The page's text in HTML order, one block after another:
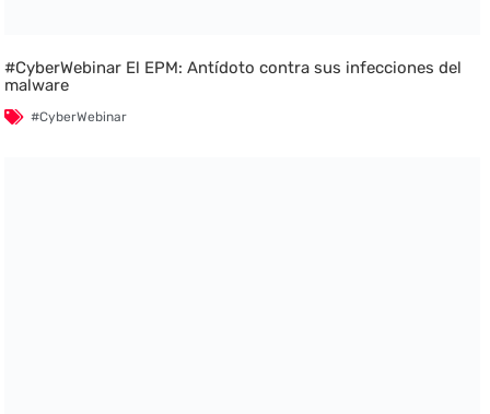
#CyberWebinar El EPM: Antídoto contra sus infecciones del
malware
#CyberWebinar